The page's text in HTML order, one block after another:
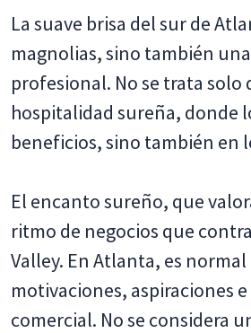
La suave brisa del sur de
magnolias, sino también
profesional. No se trata solo
hospitalidad sureña, donde
beneficios, sino también en
El encanto sureño, que
ritmo de negocios que
Valley. En Atlanta, es
motivaciones, aspiraciones
comercial. No se considera